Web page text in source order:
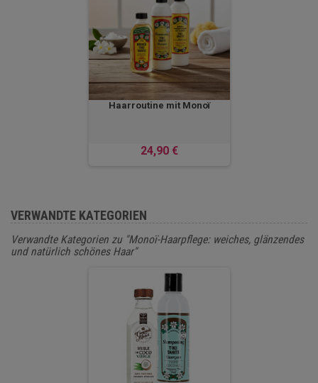
Haarroutine mit Monoï
24,90 €
VERWANDTE KATEGORIEN
Verwandte Kategorien zu "Monoï-Haarpflege: weiches, glänzendes
und natürlich schönes Haar"